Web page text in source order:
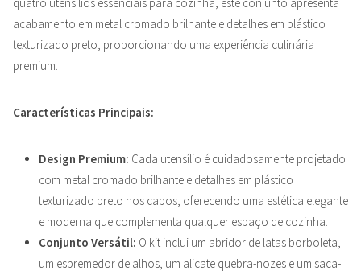
acabamento em metal cromado brilhante e detalhes em plástico
texturizado preto, proporcionando uma experiência culinária
premium.
Características Principais:
Design Premium: Cada utensílio é cuidadosamente projetado
com metal cromado brilhante e detalhes em plástico
texturizado preto nos cabos, oferecendo uma estética elegante
e moderna que complementa qualquer espaço de cozinha.
Conjunto Versátil: O kit inclui um abridor de latas borboleta,
um espremedor de alhos, um alicate quebra-nozes e um saca-